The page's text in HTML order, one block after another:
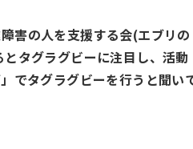
害の人を支援する会(エブリの
タグラグビーに注目し、活動
でタグラグビーを行うと聞い